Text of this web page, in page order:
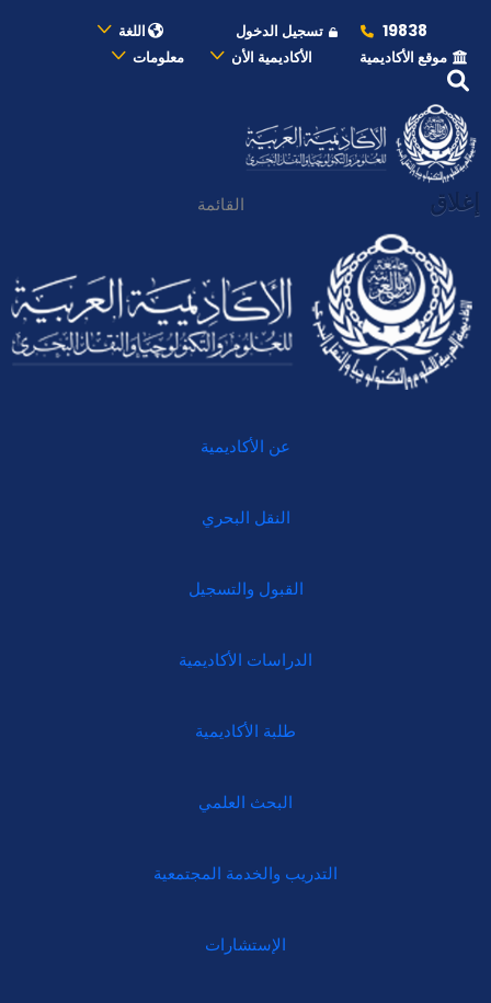
19838 تسجيل الدخول
اللغة
موقع الأكاديمية
الأكاديمية الأن معلومات
إغلاق القائمة
عن الأكاديمية
النقل البحري
القبول والتسجيل
الدراسات الأكاديمية
طلبة الأكاديمية
البحث العلمي
التدريب والخدمة المجتمعية
الإستشارات